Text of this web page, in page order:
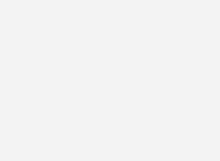
raus. Die Kunden kommen auch von
nehmen sie längere
März gibt es zusätzlich zu den
Pils und Dunkles das Spezialbier aus
werden seit Jahren alte
Gerstensorten seien besonders
Inhaltsstoffe und sehr